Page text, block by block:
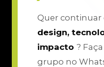
Quer
design,
impacto ?
grupo no